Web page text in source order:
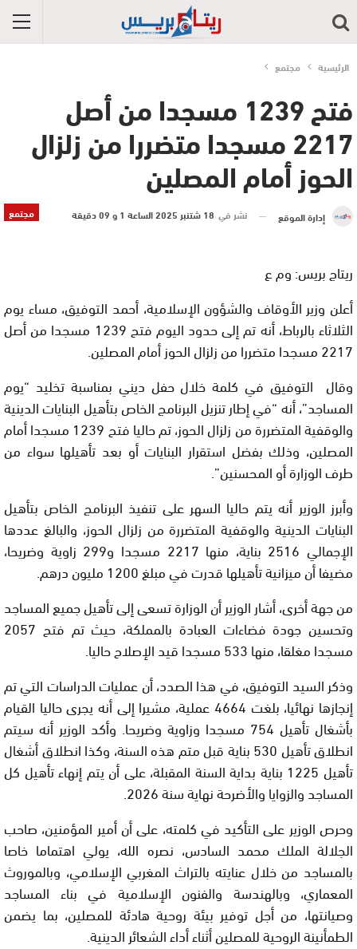
الرئيسية مجتمع
فتح 1239 مسجدا من أصل
2217 مسجدا متضررا من زلزال
الحوز أمام المصلين
مجتمع إدارة الموقع نشر في 18 شتنبر 2025 الساعة 1 و 09 دقيقة
ريتاج بريس: وم ع
أعلن وزير الأوقاف والشؤون الإسلامية، أحمد التوفيق، مساء يوم
الثلاثاء بالرباط، أنه تم إلى حدود اليوم فتح 1239 مسجدا من أصل
2217 مسجدا متضررا من زلزال الحوز أمام المصلين.
وقال التوفيق في كلمة خلال حفل ديني بمناسبة تخليد “يوم
المساجد”، أنه “في إطار تنزيل البرنامج الخاص بتأهيل البنايات الدينية
والوقفية المتضررة من زلزال الحوز، تم حاليا فتح 1239 مسجدا أمام
المصلين، وذلك بفضل استقرار البنايات أو بعد تأهيلها سواء من
طرف الوزارة أو المحسنين”.
وأبرز الوزير أنه يتم حاليا السهر على تنفيذ البرنامج الخاص بتأهيل
البنايات الدينية والوقفية المتضررة من زلزال الحوز، والبالغ عددها
الإجمالي 2516 بناية، منها 2217 مسجدا و299 زاوية وضريحا،
مضيفا أن ميزانية تأهيلها قدرت في مبلغ 1200 مليون درهم.
من جهة أخرى، أشار الوزير أن الوزارة تسعى إلى تأهيل جميع المساجد
وتحسين جودة فضاءات العبادة بالمملكة، حيث تم فتح 2057
مسجدا مغلقا، منها 533 مسجدا قيد الإصلاح حاليا.
وذكر السيد التوفيق، في هذا الصدد، أن عمليات الدراسات التي تم
إنجازها نهائيا، بلغت 4664 عملية، مشيرا إلى أنه يجرى حاليا القيام
بأشغال تأهيل 754 مسجدا وزاوية وضريحا. وأكد الوزير أنه سيتم
انطلاق تأهيل 530 بناية قبل متم هذه السنة، وكذا انطلاق أشغال
تأهيل 1225 بناية بداية السنة المقبلة، على أن يتم إنهاء تأهيل كل
المساجد والزوايا والأضرحة نهاية سنة 2026.
وحرص الوزير على التأكيد في كلمته، على أن أمير المؤمنين، صاحب
الجلالة الملك محمد السادس، نصره الله، يولي اهتماما خاصا
بالمساجد من خلال عنايته بالتراث المغربي الإسلامي، وبالموروث
المعماري، وبالهندسة والفنون الإسلامية في بناء المساجد
وصيانتها، من أجل توفير بيئة روحية هادئة للمصلين، بما يضمن
الطمأنينة الروحية للمصلين أثناء أداء الشعائر الدينية.